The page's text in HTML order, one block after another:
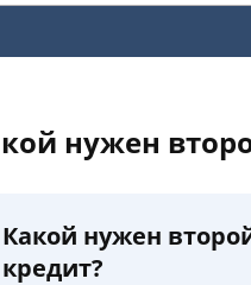
нужен
Какой нужен
кредит?